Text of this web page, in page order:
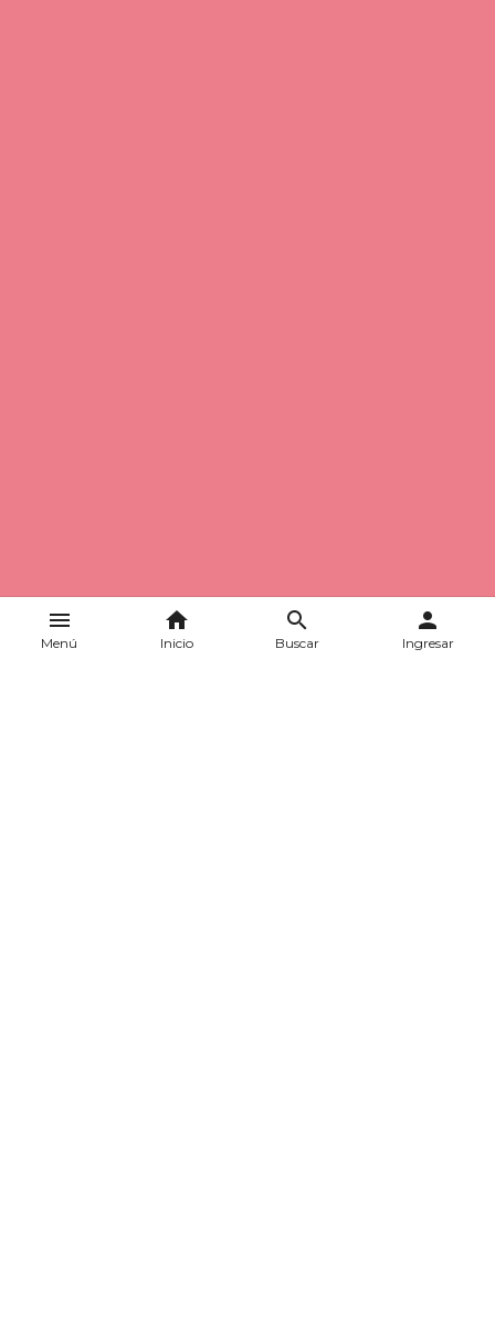
menu
Menú
home
Inicio
search
Buscar
person
Ingresar